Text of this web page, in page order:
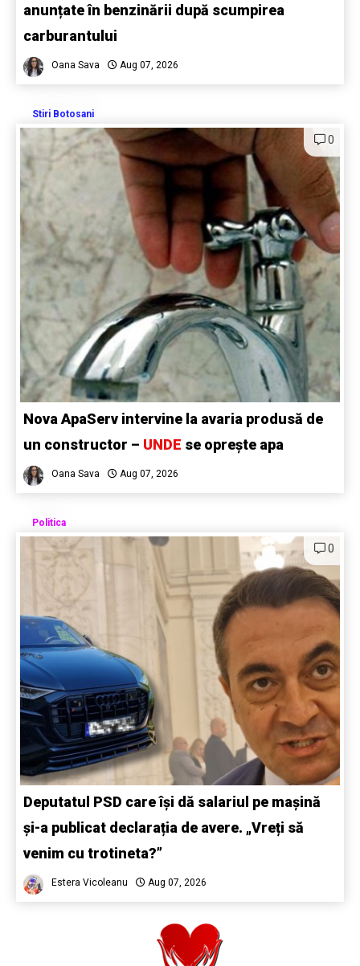
anunțate în benzinării după scumpirea
carburantului
Oana Sava Aug 07, 2026
Stiri Botosani
0
Nova ApaServ intervine la avaria produsă de
un constructor – UNDE se oprește apa
Oana Sava Aug 07, 2026
Politica
0
Deputatul PSD care își dă salariul pe mașină
și-a publicat declarația de avere. „Vreți să
venim cu trotineta?”
Estera Vicoleanu Aug 07, 2026